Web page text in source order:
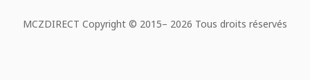
MCZDIRECT Copyright © 2015– 2026 Tous droits réservés